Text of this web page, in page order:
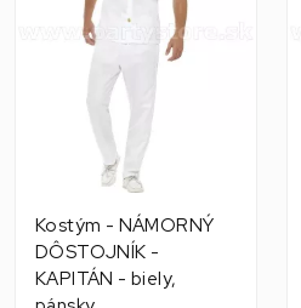
Kostým - NÁMORNÝ
DÔSTOJNÍK -
KAPITÁN - biely,